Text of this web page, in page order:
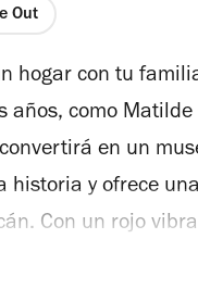
París de 1977;
Frente Mexicano
de los
Out
hogar con tu
años, como
en un
historia y ofrece
Con un rojo
mexicanas